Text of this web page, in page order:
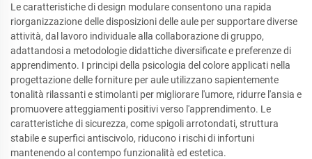
Le caratteristiche di design modulare consentono una rapida
riorganizzazione delle disposizioni delle aule per supportare diverse
attività, dal lavoro individuale alla collaborazione di gruppo,
adattandosi a metodologie didattiche diversificate e preferenze di
apprendimento. I principi della psicologia del colore applicati nella
progettazione delle forniture per aule utilizzano sapientemente
tonalità rilassanti e stimolanti per migliorare l'umore, ridurre l'ansia e
promuovere atteggiamenti positivi verso l'apprendimento. Le
caratteristiche di sicurezza, come spigoli arrotondati, struttura
stabile e superfici antiscivolo, riducono i rischi di infortuni
mantenendo al contempo funzionalità ed estetica.